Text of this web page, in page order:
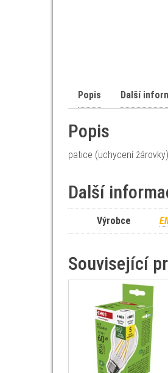
Popis Další
Popis
patice (uchycení
Další
Výrobce
Související